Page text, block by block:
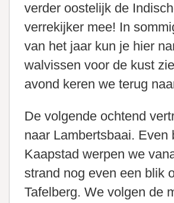
verder oostelijk de
verrekijker mee! In
van het jaar kun je hier
walvissen voor de kust
avond keren we terug
De volgende ochtend
naar Lambertsbaai. Even
Kaapstad werpen we
strand nog even een blik
Tafelberg. We volgen de